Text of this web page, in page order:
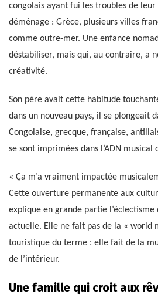
congolais ayant fui les troubles de
déménage : Grèce, plusieurs villes
comme outre-mer. Une enfance
déstabiliser, mais qui, au contraire, a
créativité.
Son père avait cette habitude
dans un nouveau pays, il se plongeait
Congolaise, grecque, française,
se sont imprimées dans l’ADN musical
« Ça m’a vraiment impactée
Cette ouverture permanente aux
explique en grande partie l’éclectisme
actuelle. Elle ne fait pas de la « world
touristique du terme : elle fait de la
de l’intérieur.
Une famille qui croit aux